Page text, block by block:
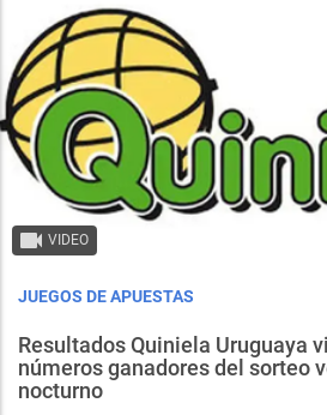
VIDEO
JUEGOS DE APUESTAS
Resultados Quiniela Uruguaya
números ganadores del sorteo
nocturno